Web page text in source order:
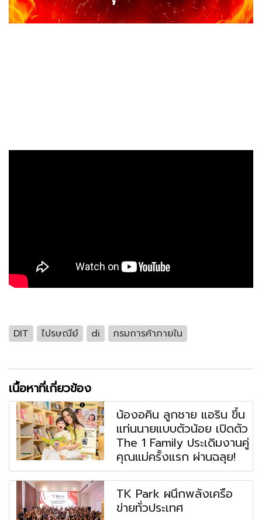
DIT ไปรษณีย์ di กรมการค้าภายใน
เนื้อหาที่เกี่ยวข้อง
น้องอคิน ลูกชาย แอริน ขึ้น
แท่นนายแบบตัวน้อย เปิดตัว
The 1 Family ประเดิมงานคู่
คุณแม่ครั้งแรก ผ่านฉลุย!
TK Park ผนึกพลังเครือ
ข่ายทั่วประเทศ